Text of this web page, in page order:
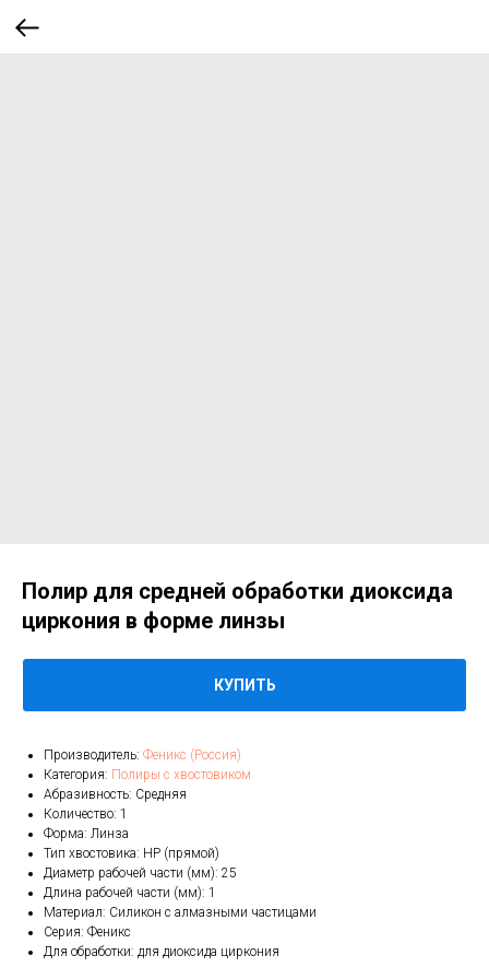
Полир для средней обработки диоксида
циркония в форме линзы
КУПИТЬ
Производитель: Феникс (Россия)
Категория: Полиры с хвостовиком
Абразивность: Средняя
Количество: 1
Форма: Линза
Тип хвостовика: HP (прямой)
Диаметр рабочей части (мм): 25
Длина рабочей части (мм): 1
Материал: Силикон с алмазными частицами
Серия: Феникс
Для обработки: для диоксида циркония